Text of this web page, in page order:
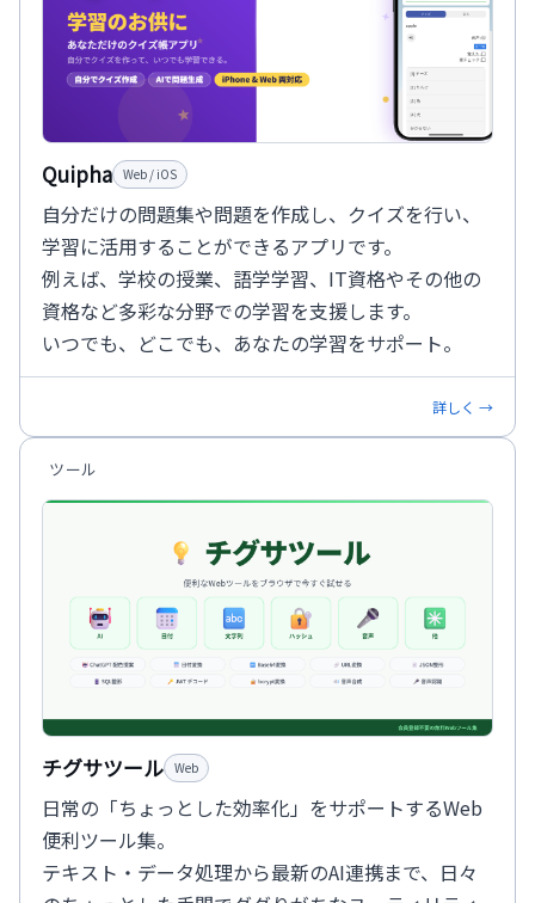
Quipha Web / iOS
自分だけの問題集や問題を作成し、クイズを行い、
学習に活用することができるアプリです。
例えば、学校の授業、語学学習、IT資格やその他の
資格など多彩な分野での学習を支援します。
いつでも、どこでも、あなたの学習をサポート。
詳しく →
ツール
チグサツール Web
日常の「ちょっとした効率化」をサポートするWeb
便利ツール集。
テキスト・データ処理から最新のAI連携まで、日々